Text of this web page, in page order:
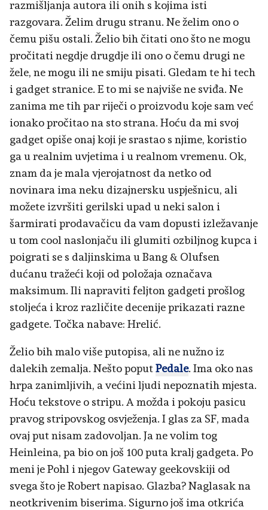
razmišljanja autora ili onih s kojima isti
razgovara. Želim drugu stranu. Ne želim ono o
čemu pišu ostali. Želio bih čitati ono što ne mogu
pročitati negdje drugdje ili ono o čemu drugi ne
žele, ne mogu ili ne smiju pisati. Gledam te hi tech
i gadget stranice. E to mi se najviše ne sviđa. Ne
zanima me tih par riječi o proizvodu koje sam već
ionako pročitao na sto strana. Hoću da mi svoj
gadget opiše onaj koji je srastao s njime, koristio
ga u realnim uvjetima i u realnom vremenu. Ok,
znam da je mala vjerojatnost da netko od
novinara ima neku dizajnersku uspješnicu, ali
možete izvršiti gerilski upad u neki salon i
šarmirati prodavačicu da vam dopusti izležavanje
u tom cool naslonjaču ili glumiti ozbiljnog kupca i
poigrati se s daljinskima u Bang & Olufsen
dućanu tražeći koji od položaja označava
maksimum. Ili napraviti feljton gadgeti prošlog
stoljeća i kroz različite decenije prikazati razne
gadgete. Točka nabave: Hrelić.
Želio bih malo više putopisa, ali ne nužno iz
dalekih zemalja. Nešto poputPedale. Ima oko nas
hrpa zanimljivih, a većini ljudi nepoznatih mjesta.
Hoću tekstove o stripu. A možda i pokoju pasicu
pravog stripovskog osvježenja. I glas za SF, mada
ovaj put nisam zadovoljan. Ja ne volim tog
Heinleina, pa bio on još 100 puta kralj gadgeta. Po
meni je Pohl i njegov Gateway geekovskiji od
svega što je Robert napisao. Glazba? Naglasak na
neotkrivenim biserima. Sigurno još ima otkrića